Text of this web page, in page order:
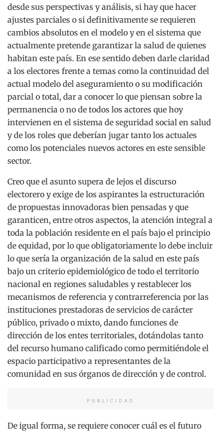
desde sus perspectivas y análisis, si hay que hacer
ajustes parciales o si definitivamente se requieren
cambios absolutos en el modelo y en el sistema que
actualmente pretende garantizar la salud de quienes
habitan este país. En ese sentido deben darle claridad
a los electores frente a temas como la continuidad del
actual modelo del aseguramiento o su modificación
parcial o total, dar a conocer lo que piensan sobre la
permanencia o no de todos los actores que hoy
intervienen en el sistema de seguridad social en salud
y de los roles que deberían jugar tanto los actuales
como los potenciales nuevos actores en este sensible
sector.
Creo que el asunto supera de lejos el discurso
electorero y exige de los aspirantes la estructuración
de propuestas innovadoras bien pensadas y que
garanticen, entre otros aspectos, la atención integral a
toda la población residente en el país bajo el principio
de equidad, por lo que obligatoriamente lo debe incluir
lo que sería la organización de la salud en este país
bajo un criterio epidemiológico de todo el territorio
nacional en regiones saludables y restablecer los
mecanismos de referencia y contrarreferencia por las
instituciones prestadoras de servicios de carácter
público, privado o mixto, dando funciones de
dirección de los entes territoriales, dotándolas tanto
del recurso humano calificado como permitiéndole el
espacio participativo a representantes de la
comunidad en sus órganos de dirección y de control.
PUBLICIDAD
De igual forma, se requiere conocer cuál es el futuro